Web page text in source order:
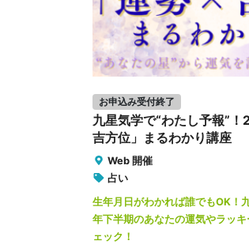
お申込み受付終了
九星気学で“わたし予報”
吉方位」まるわかり講座
Web 開催
占い
生年月日がわかれば誰でもOK！
年下半期のあなたの運気やラッ
ェック！